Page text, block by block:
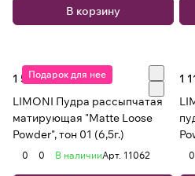
В корзину
Подарок для нее
1 544 ₽
LIMONI Пудра рассыпчатая
матирующая "Matte Loose
Powder", тон 01 (6,5г.)
0 0 В наличииАрт. 11062
1
0